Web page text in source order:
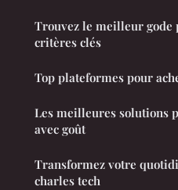
Trouvez le meilleur gode
critères clés
Top plateformes pour
Les meilleures solutions
avec goût
Transformez votre
charles tech